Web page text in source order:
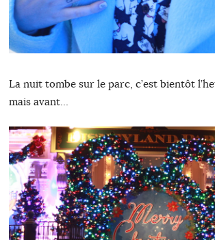
La nuit tombe sur le parc, c’est bientôt
mais avant…